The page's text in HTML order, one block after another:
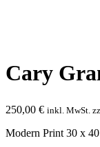
Cary
250,00 € inkl. MwSt.
Modern Print 30 x